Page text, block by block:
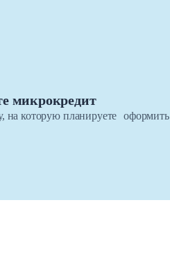
микрокредит
на которую планируете оформить